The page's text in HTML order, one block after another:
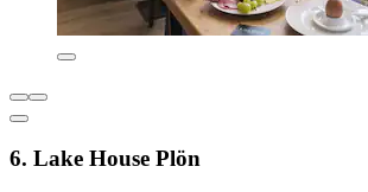
6. Lake House Plön